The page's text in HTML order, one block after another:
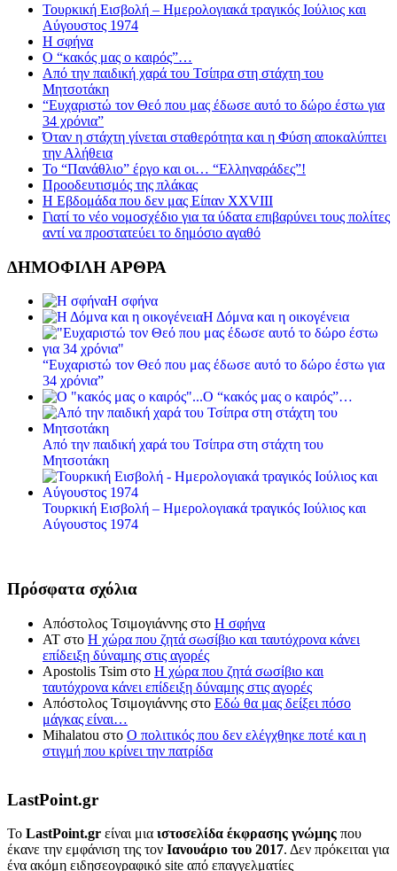
Τουρκική Εισβολή – Ημερολογιακά τραγικός Ιούλιος και
Αύγουστος 1974
Η σφήνα
Ο “κακός μας ο καιρός”…
Από την παιδική χαρά του Τσίπρα στη στάχτη του
Μητσοτάκη
“Ευχαριστώ τον Θεό που μας έδωσε αυτό το δώρο έστω για
34 χρόνια”
Όταν η στάχτη γίνεται σταθερότητα και η Φύση αποκαλύπτει
την Αλήθεια
Το “Πανάθλιο” έργο και οι… “Ελληναράδες”!
Προοδευτισμός της πλάκας
Η Εβδομάδα που δεν μας Είπαν XXVIII
Γιατί το νέο νομοσχέδιο για τα ύδατα επιβαρύνει τους πολίτες
αντί να προστατεύει το δημόσιο αγαθό
ΔΗΜΟΦΙΛΗ ΑΡΘΡΑ
Η σφήνα
Η Δόμνα και η οικογένεια
“Ευχαριστώ τον Θεό που μας έδωσε αυτό το δώρο έστω για
34 χρόνια”
Ο “κακός μας ο καιρός”…
Από την παιδική χαρά του Τσίπρα στη στάχτη του
Μητσοτάκη
Τουρκική Εισβολή – Ημερολογιακά τραγικός Ιούλιος και
Αύγουστος 1974
Πρόσφατα σχόλια
Απόστολος Τσιμογιάννης στο Η σφήνα
ΑΤ στο Η χώρα που ζητά σωσίβιο και ταυτόχρονα κάνει
επίδειξη δύναμης στις αγορές
Apostolis Tsim στο Η χώρα που ζητά σωσίβιο και
ταυτόχρονα κάνει επίδειξη δύναμης στις αγορές
Απόστολος Τσιμογιάννης στο Εδώ θα μας δείξει πόσο
μάγκας είναι…
Mihalatou στο Ο πολιτικός που δεν ελέγχθηκε ποτέ και η
στιγμή που κρίνει την πατρίδα
LastPoint.gr
To LastPoint.gr είναι μια ιστοσελίδα έκφρασης γνώμης που
έκανε την εμφάνιση της τον Ιανουάριο του 2017. Δεν πρόκειται για
ένα ακόμη ειδησεογραφικό site από επαγγελματίες